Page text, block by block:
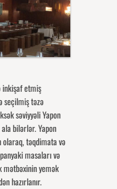
inkişaf etmiş
seçilmiş təzə
səviyyəli Yapon
bilərlər. Yapon
olaraq, təqdimata və
masaları və
mətbəxinin yemək
hazırlanır.